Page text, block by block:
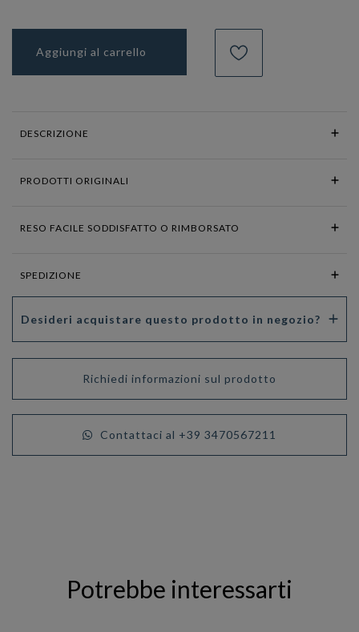
Aggiungi al carrello
DESCRIZIONE
PRODOTTI ORIGINALI
RESO FACILE SODDISFATTO O RIMBORSATO
SPEDIZIONE
Desideri acquistare questo prodotto in negozio?
Richiedi informazioni sul prodotto
Contattaci al +39 3470567211
Potrebbe interessarti